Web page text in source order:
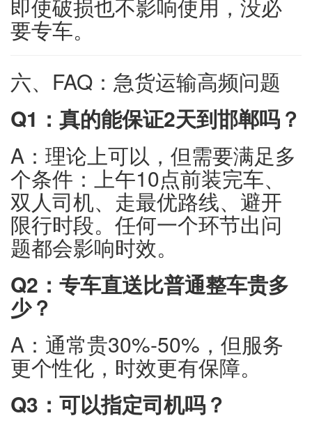
即使破损也不影响使用，没必
要专车。
六、FAQ：急货运输高频问题
Q1：真的能保证2天到邯郸吗？
A：理论上可以，但需要满足多
个条件：上午10点前装完车、
双人司机、走最优路线、避开
限行时段。任何一个环节出问
题都会影响时效。
Q2：专车直送比普通整车贵多
少？
A：通常贵30%-50%，但服务
更个性化，时效更有保障。
Q3：可以指定司机吗？